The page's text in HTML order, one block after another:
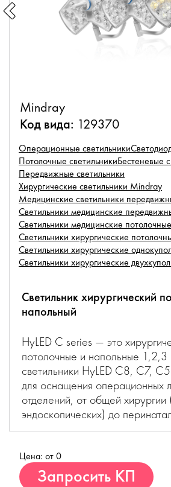
Mindray
Код вида: 129370
Операционные светильники
Потолочные светильникиБестеневые
Передвижные светильники
Хирургические светильники Mindray
Медицинские светильники
Светильники медицинские
Светильники медицинские
Светильники хирургические
Светильники хирургические
Светильники хирургические
Светильник хирургический
напольный
HyLED C series — это
потолочные и напольные 1,2,3
светильники HyLED C8, C7,
для оснащения операционных
отделений, от общей хирургии
эндоскопических) до
Цена: от 0
Запросить КП